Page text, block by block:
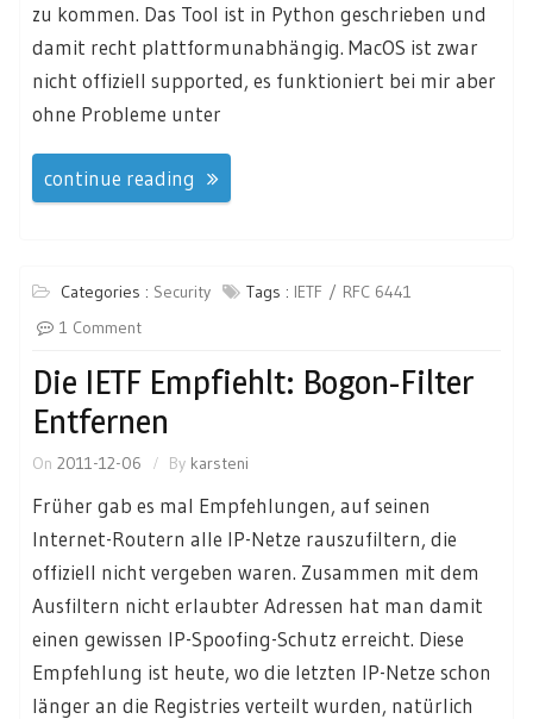
zu kommen. Das Tool ist in Python geschrieben und
damit recht plattformunabhängig. MacOS ist zwar
nicht offiziell supported, es funktioniert bei mir aber
ohne Probleme unter
continue reading
Categories : Security Tags : IETF
RFC 6441
1 Comment
Die IETF Empfiehlt: Bogon-Filter
Entfernen
On 2011-12-06 By karsteni
Früher gab es mal Empfehlungen, auf seinen
Internet-Routern alle IP-Netze rauszufiltern, die
offiziell nicht vergeben waren. Zusammen mit dem
Ausfiltern nicht erlaubter Adressen hat man damit
einen gewissen IP-Spoofing-Schutz erreicht. Diese
Empfehlung ist heute, wo die letzten IP-Netze schon
länger an die Registries verteilt wurden, natürlich